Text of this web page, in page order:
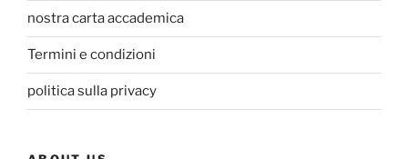
nostra carta accademica
Termini e condizioni
politica sulla privacy